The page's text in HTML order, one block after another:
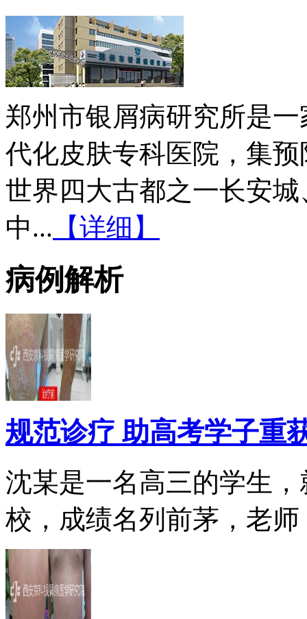
郑州市银屑病研究所是
代化皮肤专科医院，集
世界四大古都之一长安
中... 【详细】
病例解析
规范诊疗 助高考学子重
沈某是一名高三的学生
校，成绩名列前茅，老师